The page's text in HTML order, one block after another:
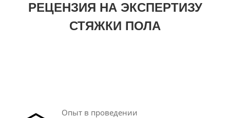
РЕЦЕНЗИЯ НА ЭКСПЕРТИЗУ
СТЯЖКИ ПОЛА
Опыт в проведении